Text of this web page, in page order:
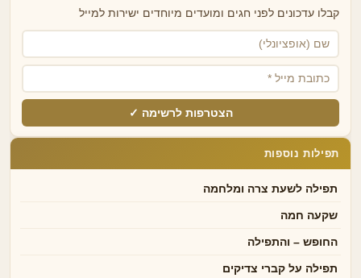
קבלו עדכונים לפני חגים ומועדים מיוחדים ישירות למייל
הצטרפות לרשימה ✓
תפילות נוספות
תפילה לשעת צרה ומלחמה
שקעה חמה
החופש – והתפילה
תפילה על קברי צדיקים